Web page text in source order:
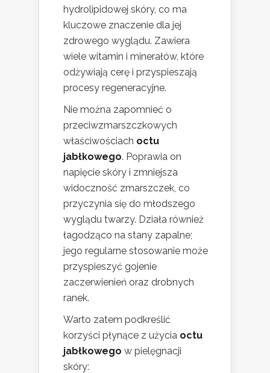
hydrolipidowej skóry, co ma
kluczowe znaczenie dla jej
zdrowego wyglądu. Zawiera
wiele witamin i minerałów, które
odżywiają cerę i przyspieszają
procesy regeneracyjne.
Nie można zapomnieć o
przeciwzmarszczkowych
właściwościach octu
jabłkowego. Poprawia on
napięcie skóry i zmniejsza
widoczność zmarszczek, co
przyczynia się do młodszego
wyglądu twarzy. Działa również
łagodząco na stany zapalne;
jego regularne stosowanie może
przyspieszyć gojenie
zaczerwienień oraz drobnych
ranek.
Warto zatem podkreślić
korzyści płynące z użycia octu
jabłkowego w pielęgnacji
skóry: